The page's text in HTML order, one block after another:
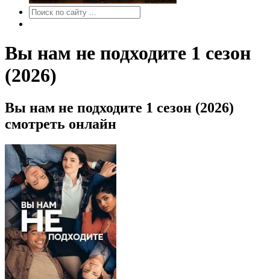
Вы нам не подходите 1 сезон
(2026)
Вы нам не подходите 1 сезон (2026)
смотреть онлайн